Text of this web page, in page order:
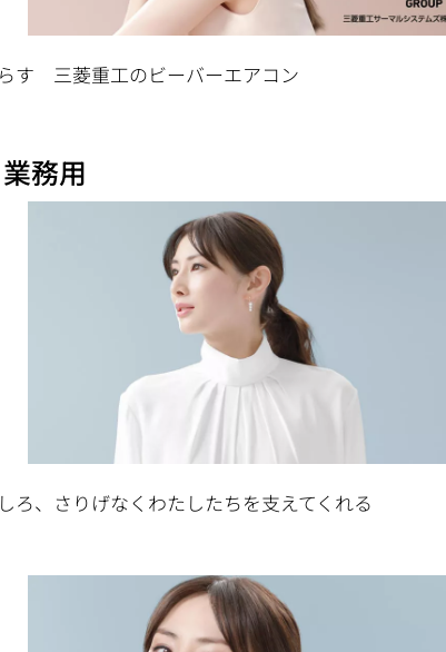
す 三菱重工のビーバーエアコン
務用
、さりげなくわたしたちを支えてくれる